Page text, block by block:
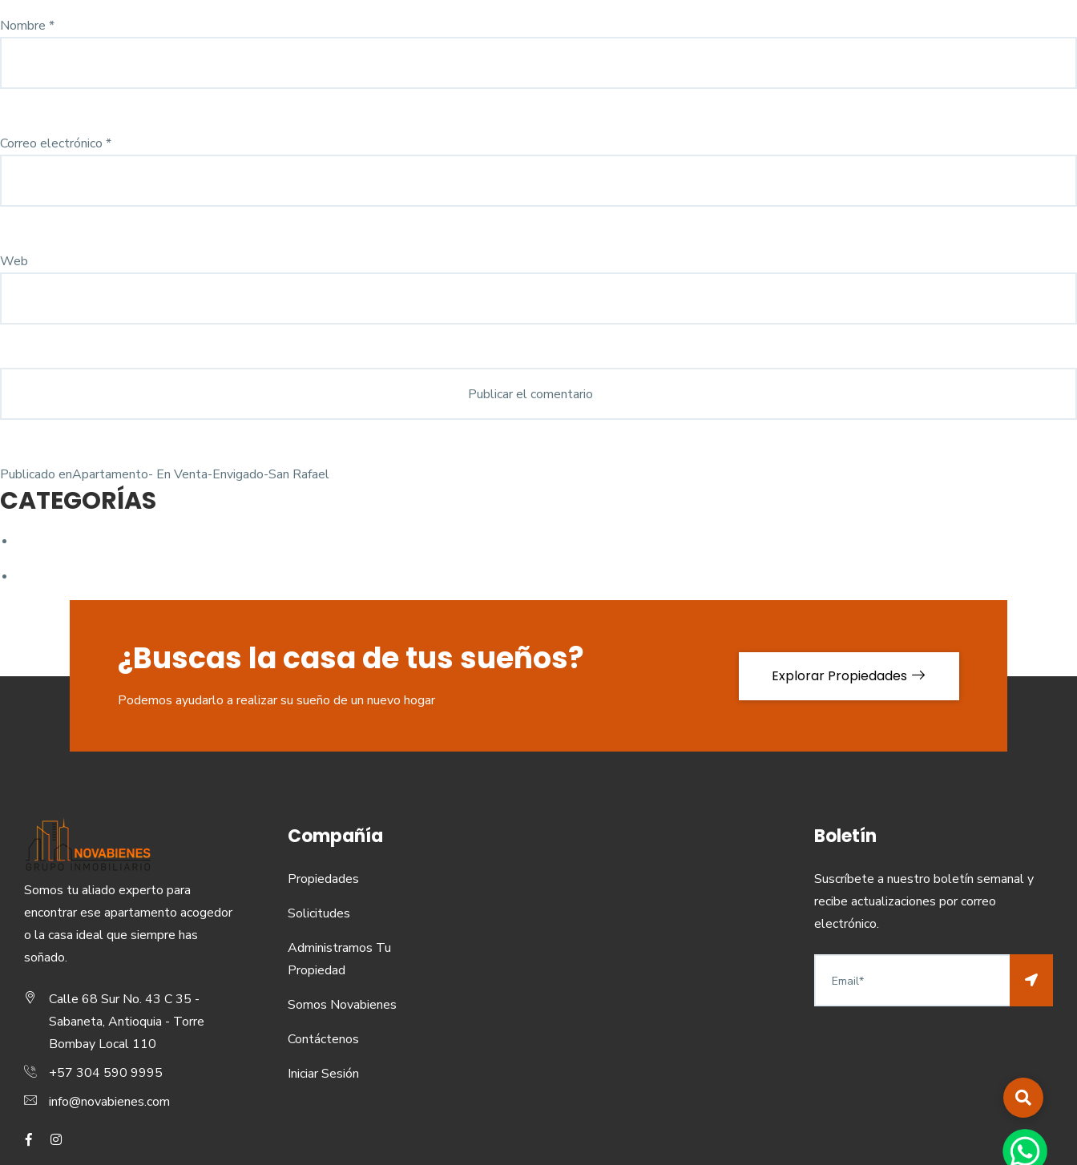
Nombre *
Correo electrónico *
Web
Navegación
de
entradas
Publicado enApartamento- En Venta-Envigado-San Rafael
CATEGORÍAS
¿Buscas la casa de tus sueños?
Podemos ayudarlo a realizar su sueño de un nuevo hogar
Explorar Propiedades
Somos tu aliado experto para
encontrar ese apartamento acogedor
o la casa ideal que siempre has
soñado.
Calle 68 Sur No. 43 C 35 -
Sabaneta, Antioquia - Torre
Bombay Local 110
+57 304 590 9995
info@novabienes.com
Compañía
Propiedades
Solicitudes
Administramos Tu
Propiedad
Somos Novabienes
Contáctenos
Iniciar Sesión
Boletín
Suscríbete a nuestro boletín semanal y
recibe actualizaciones por correo
electrónico.